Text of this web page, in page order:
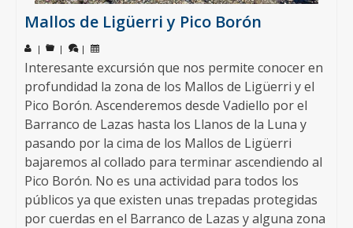
Mallos de Ligüerri y Pico Borón
| | |
Interesante excursión que nos permite conocer en
profundidad la zona de los Mallos de Ligüerri y el
Pico Borón. Ascenderemos desde Vadiello por el
Barranco de Lazas hasta los Llanos de la Luna y
pasando por la cima de los Mallos de Ligüerri
bajaremos al collado para terminar ascendiendo al
Pico Borón. No es una actividad para todos los
públicos ya que existen unas trepadas protegidas
por cuerdas en el Barranco de Lazas y alguna zona